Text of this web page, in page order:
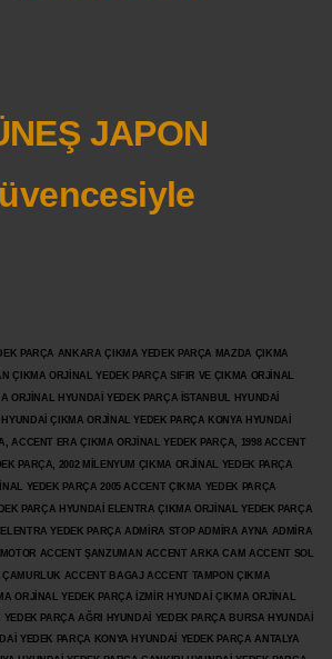
JAPON
PARÇA ANKARA ÇIKMA YEDEK PARÇA MAZDA ÇIKMA
ÇIKMA ORJİNAL YEDEK PARÇA SIFIR VE ÇIKMA ORJİNAL
ORJİNAL HYUNDAİ YEDEK PARÇA İSTANBUL HYUNDAİ
ÇIKMA ORJİNAL YEDEK PARÇA KONYA HYUNDAİ
ACCENT ERA ÇIKMA ORJİNAL YEDEK PARÇA, 1998 ACCENT
PARÇA, 2002 MİLENYUM ÇIKMA ORJİNAL YEDEK PARÇA
YEDEK PARÇA 2005 ACCENT ÇIKMA YEDEK PARÇA
PARÇA HYUNDAİ ELENTRA ÇIKMA ORJİNAL YEDEK PARÇA
YEDEK PARÇA ADMİRA STOP ADMİRA AYNA ADMİRA
ACCENT ŞANZUMAN ACCENT ARKA CAM ACCENT SOL
ACCENT BAGAJ ACCENT TAMPON ÇIKMA
ORJİNAL YEDEK PARÇA İZMİR HYUNDAİ ÇIKMA ORJİNAL
PARÇA AĞRI HYUNDAİ YEDEK PARÇA BURSA HYUNDAİ
YEDEK PARÇA KONYA HYUNDAİ YEDEK PARÇA ANTALYA